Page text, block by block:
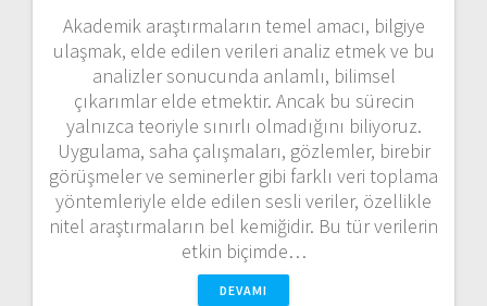
Akademik araştırmaların temel amacı, bilgiye
ulaşmak, elde edilen verileri analiz etmek ve bu
analizler sonucunda anlamlı, bilimsel
çıkarımlar elde etmektir. Ancak bu sürecin
yalnızca teoriyle sınırlı olmadığını biliyoruz.
Uygulama, saha çalışmaları, gözlemler, birebir
görüşmeler ve seminerler gibi farklı veri toplama
yöntemleriyle elde edilen sesli veriler, özellikle
nitel araştırmaların bel kemiğidir. Bu tür verilerin
etkin biçimde…
DEVAMI